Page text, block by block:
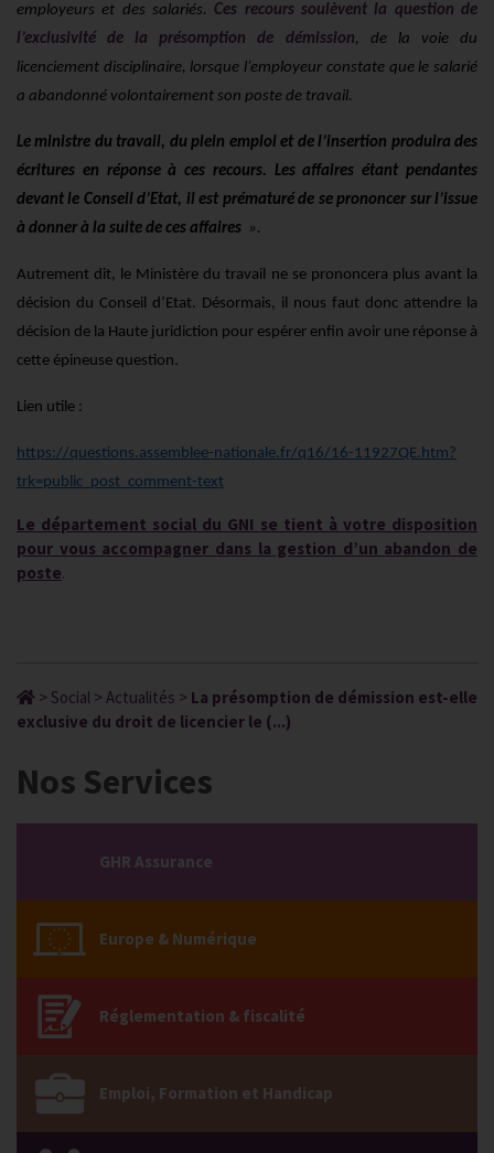
employeurs et des salariés. Ces recours soulèvent la question de
l’exclusivité de la présomption de démission, de la voie du
licenciement disciplinaire, lorsque l’employeur constate que le salarié
a abandonné volontairement son poste de travail.
Le ministre du travail, du plein emploi et de l’insertion produira des
écritures en réponse à ces recours. Les affaires étant pendantes
devant le Conseil d’Etat, il est prématuré de se prononcer sur l’issue
à donner à la suite de ces affaires ».
Autrement dit, le Ministère du travail ne se prononcera plus avant la
décision du Conseil d’Etat. Désormais, il nous faut donc attendre la
décision de la Haute juridiction pour espérer enfin avoir une réponse à
cette épineuse question.
Lien utile :
https://questions.assemblee-nationale.fr/q16/16-11927QE.htm?
trk=public_post_comment-text
Le département social du GNI se tient à votre disposition
pour vous accompagner dans la gestion d’un abandon de
poste.
> Social > Actualités > La présomption de démission est-elle
exclusive du droit de licencier le (...)
Nos Services
GHR Assurance
Europe & Numérique
Réglementation & fiscalité
Emploi, Formation et Handicap